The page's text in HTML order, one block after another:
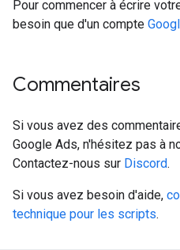
Pour commencer à écrire
besoin que d'un compte
Commentaires
Si vous avez des
Google Ads, n'hésitez pas à
Contactez-nous sur Discord.
Si vous avez besoin d'aide,
technique pour les scripts.